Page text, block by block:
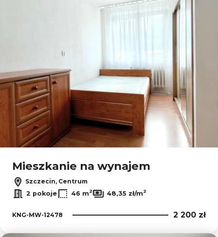
Mieszkanie na wynajem
Szczecin, Centrum
2 pokoje
46 m2 48,35 zł/m2
KNG-MW-12478 2 200 zł